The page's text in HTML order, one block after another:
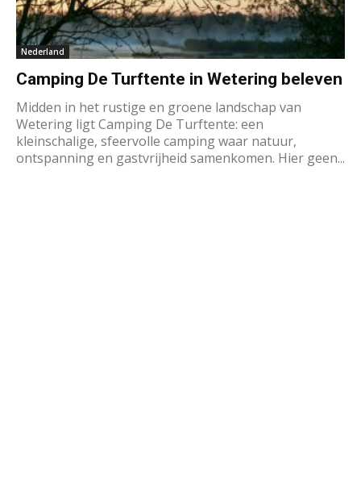
Nederland
Camping De Turftente in Wetering beleven
Midden in het rustige en groene landschap van
Wetering ligt Camping De Turftente: een
kleinschalige, sfeervolle camping waar natuur,
ontspanning en gastvrijheid samenkomen. Hier geen...